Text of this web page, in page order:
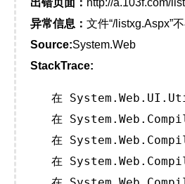
出错页面： http://a.103f.com/
异常信息： 文件“/listxg.Aspx”不
Source:System.Web
StackTrace:
在
在
在
在